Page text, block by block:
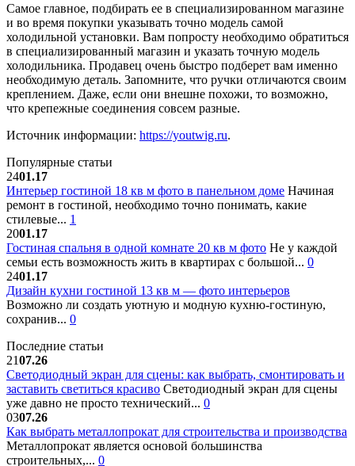
Самое главное, подбирать ее в специализированном магазине
и во время покупки указывать точно модель самой
холодильной установки. Вам попросту необходимо обратиться
в специализированный магазин и указать точную модель
холодильника. Продавец очень быстро подберет вам именно
необходимую деталь. Запомните, что ручки отличаются своим
креплением. Даже, если они внешне похожи, то возможно,
что крепежные соединения совсем разные.
Источник информации: https://youtwig.ru.
Популярные статьи
2401.17
Интерьер гостиной 18 кв м фото в панельном доме Начиная
ремонт в гостиной, необходимо точно понимать, какие
стилевые... 1
2001.17
Гостиная спальня в одной комнате 20 кв м фото Не у каждой
семьи есть возможность жить в квартирах с большой... 0
2401.17
Дизайн кухни гостиной 13 кв м — фото интерьеров
Возможно ли создать уютную и модную кухню-гостиную,
сохранив... 0
Последние статьи
2107.26
Светодиодный экран для сцены: как выбрать, смонтировать и
заставить светиться красиво Светодиодный экран для сцены
уже давно не просто технический... 0
0307.26
Как выбрать металлопрокат для строительства и производства
Металлопрокат является основой большинства
строительных,... 0